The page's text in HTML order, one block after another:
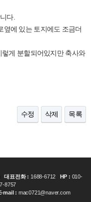
다.
옆에 있는 토지에도 조금더
게 분할되어있지만 축사와
수정 삭제 목록
)대표전화 : 1688-6712 HP : 010-
8757
mail : mac0721@naver.com